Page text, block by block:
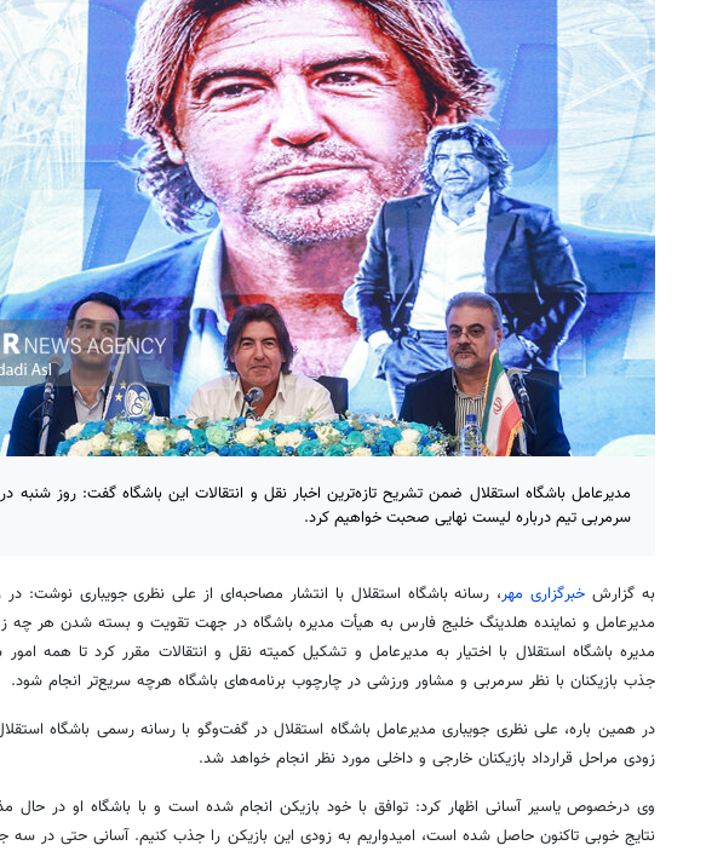
مدیرعامل باشگاه استقلال ضمن تشریح تازه‌ترین اخبار نقل و انتقالات این باشگاه گفت: روز شنبه
سرمربی تیم درباره لیست نهایی صحبت خواهیم کرد.
به گزارشخبرگزاری مهر، رسانه باشگاه استقلال با انتشار مصاحبه‌ای از علی نظری جویباری نوشت: در
مدیرعامل و نماینده هلدینگ خلیج فارس به هیأت مدیره باشگاه در جهت تقویت و بسته شدن هر چه
مدیره باشگاه استقلال با اختیار به مدیرعامل و تشکیل کمیته نقل و انتقالات مقرر کرد تا همه
جذب بازیکنان با نظر سرمربی و مشاور ورزشی در چارچوب برنامه‌های باشگاه هرچه سریع‌تر انجام شود.
در همین باره، علی نظری جویباری مدیرعامل باشگاه استقلال در گفت‌وگو با رسانه رسمی باشگاه
زودی مراحل قرارداد بازیکنان خارجی و داخلی مورد نظر انجام خواهد شد.
وی درخصوص یاسیر آسانی اظهار کرد: توافق با خود بازیکن انجام شده است و با باشگاه او در حال
نتایج خوبی تاکنون حاصل شده است، امیدواریم به زودی این بازیکن را جذب کنیم. آسانی حتی در سه